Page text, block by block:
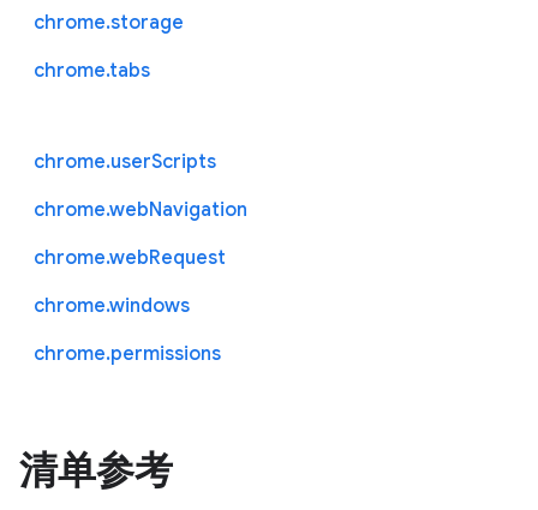
chrome.storage
chrome.tabs
chrome.userScripts
chrome.webNavigation
chrome.webRequest
chrome.windows
chrome.permissions
清单参考